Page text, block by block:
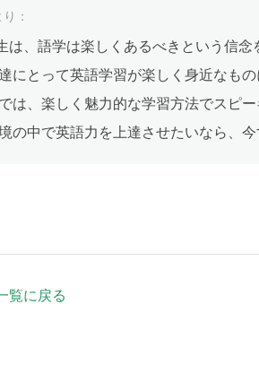
：
は、語学は楽しくあるべきという信念
にとって英語学習が楽しく身近なもの
は、楽しく魅力的な学習方法でスピ
の中で英語力を上達させたいなら、
覧に戻る